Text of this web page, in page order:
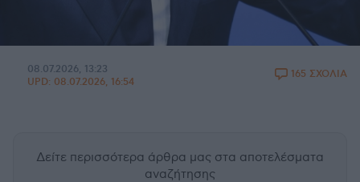
08.07.2026, 13:23
UPD: 08.07.2026, 16:54
165 ΣΧΟΛΙΑ
Δείτε περισσότερα άρθρα μας στα αποτελέσματα
αναζήτησης